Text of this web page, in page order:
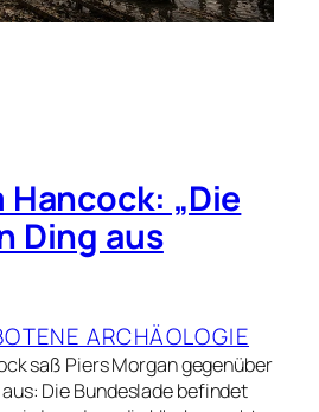
Hancock: „Die
Ding aus
ARCHÄOLOGIE
saß Piers Morgan gegenüber
Die Bundeslade befindet